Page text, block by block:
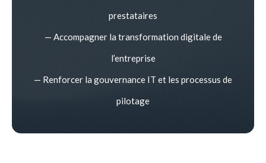
prestataires
— Accompagner la transformation digitale de
l’entreprise
— Renforcer la gouvernance IT et les processus de
pilotage